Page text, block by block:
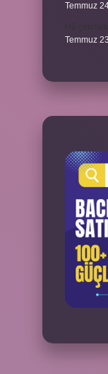
Temmuz
Temmuz